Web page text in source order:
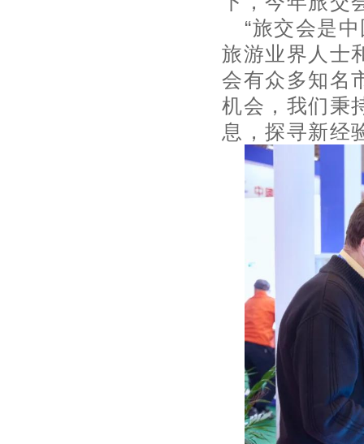
“旅交会是
旅游业界人士
会有众多知名
机会，我们秉
息，探寻新经